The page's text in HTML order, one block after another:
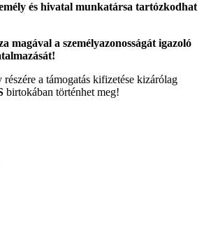
és hivatal munkatársa tartózkodhat
magával a személyazonosságát igazoló
a támogatás kifizetése kizárólag
birtokában történhet meg!